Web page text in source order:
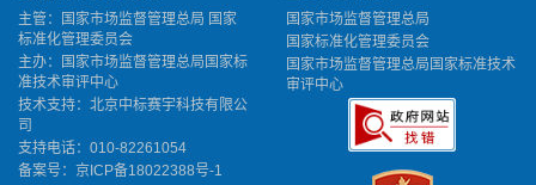
主管：国家市场监督管理总局 国家
标准化管理委员会
主办：国家市场监督管理总局国家标
准技术审评中心
技术支持：北京中标赛宇科技有限公
司
支持电话：010-82261054
备案号： 京ICP备18022388号-1
国家市场监督管理总局
国家标准化管理委员会
国家市场监督管理总局国家标准技术
审评中心